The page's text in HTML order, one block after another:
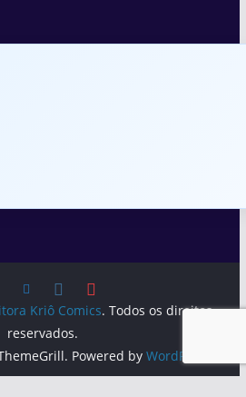
Kriô Comics. Todos os direitos
reservados.
Powered by WordPress